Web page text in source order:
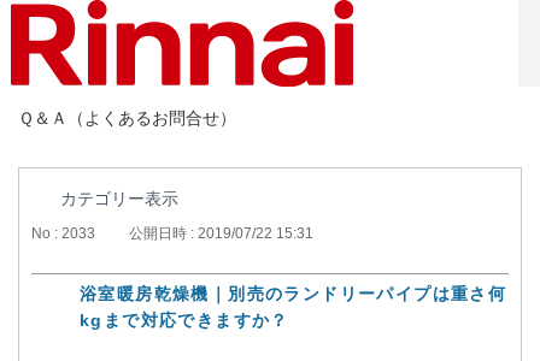
Ｑ＆Ａ（よくあるお問合せ）
カテゴリー表示
No : 2033 公開日時 : 2019/07/22 15:31
浴室暖房乾燥機｜別売のランドリーパイプは重さ何
kgまで対応できますか？